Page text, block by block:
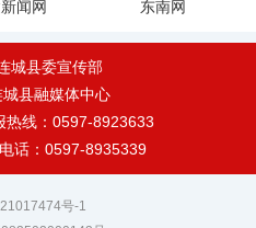
闻网 东南网
城县委宣传部
县融媒体中心
热线：0597-8923633
话：0597-8935339
号-1